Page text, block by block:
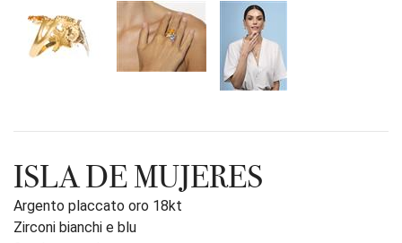
ISLA DE MUJERES
Argento placcato oro 18kt
Zirconi bianchi e blu